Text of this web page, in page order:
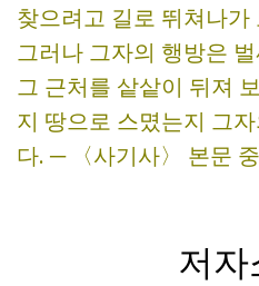
찾으려고 길로 뛰쳐나가
그러나 그자의 행방은
그 근처를 샅샅이 뒤져
지 땅으로 스몄는지 그
다. ─ 〈사기사〉 본문
저자